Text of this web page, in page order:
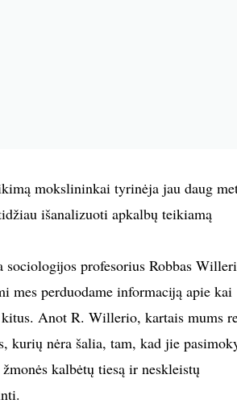
mokslininkai tyrinėja jau daug
išanalizuoti apkalbų teikiamą
profesorius Robbas
mes perduodame informaciją apie kai
Anot R. Willerio, kartais mums
kurių nėra šalia, tam, kad jie
kalbėtų tiesą ir neskleistų